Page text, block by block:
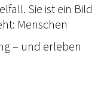
Sie ist ein Bild
Menschen
– und erleben